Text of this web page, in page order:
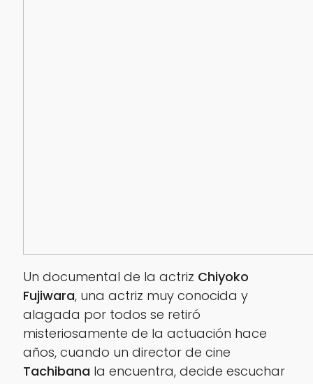
Un documental de la actriz Chiyoko
Fujiwara, una actriz muy conocida y
alagada por todos se retiró
misteriosamente de la actuación hace
años, cuando un director de cine
Tachibana la encuentra, decide escuchar